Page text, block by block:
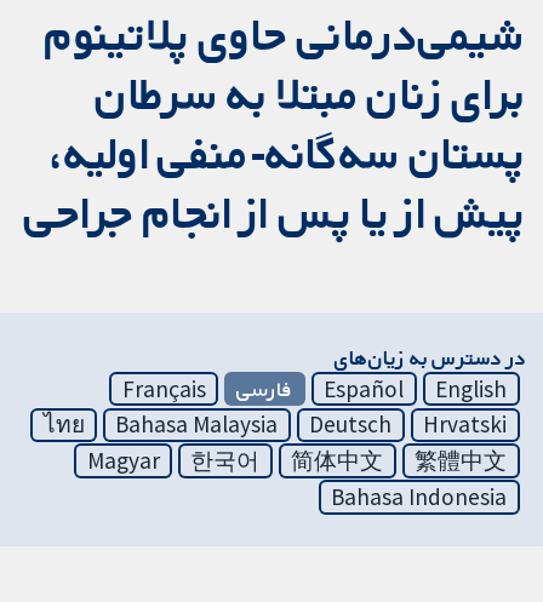
شیمی‌درمانی حاوی پلاتینوم
برای زنان مبتلا به سرطان
پستان سه‌گانه-منفی اولیه،
پیش از یا پس از انجام جراحی
در دسترس به زیان‌های
English
Español فارسی
Français
Hrvatski
Deutsch
Bahasa Malaysia
ไทย
繁體中文
简体中文
한국어
Magyar
Bahasa Indonesia